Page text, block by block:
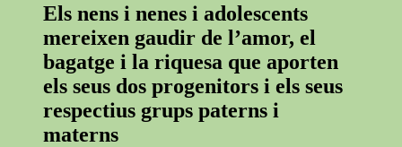
Els nens i nenes i adolescents
mereixen gaudir de l’amor, el
bagatge i la riquesa que aporten
els seus dos progenitors i els seus
respectius grups paterns i
materns